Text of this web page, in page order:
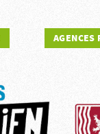
AGENCES